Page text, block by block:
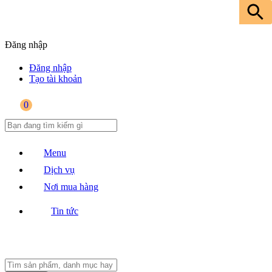
Đăng nhập
Đăng nhập
Tạo tài khoản
0
Menu
Dịch vụ
Nơi mua hàng
Tin tức